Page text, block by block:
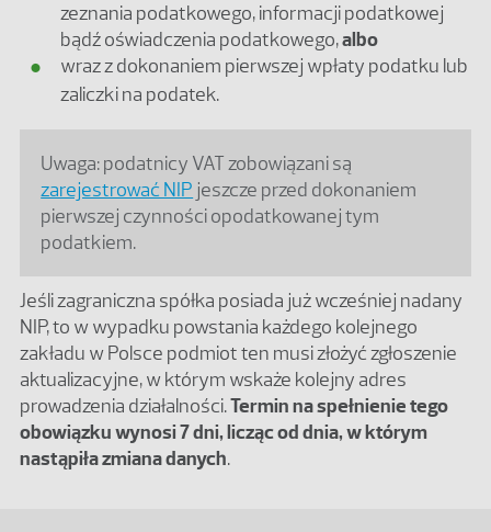
zeznania podatkowego, informacji podatkowej
bądź oświadczenia podatkowego,albo
wraz z dokonaniem pierwszej wpłaty podatku lub
zaliczki na podatek.
Uwaga: podatnicy VAT zobowiązani są
zarejestrować NIP jeszcze przed dokonaniem
pierwszej czynności opodatkowanej tym
podatkiem.
Jeśli zagraniczna spółka posiada już wcześniej nadany
NIP, to w wypadku powstania każdego kolejnego
zakładu w Polsce podmiot ten musi złożyć zgłoszenie
aktualizacyjne, w którym wskaże kolejny adres
prowadzenia działalności.Termin na spełnienie tego
obowiązku wynosi 7 dni, licząc od dnia, w którym
nastąpiła zmiana danych.